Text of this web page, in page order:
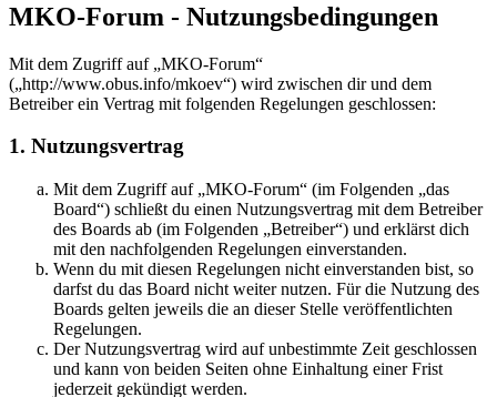
MKO-Forum - Nutzungsbedingungen
Mit dem Zugriff auf „MKO-Forum“
(„http://www.obus.info/mkoev“) wird zwischen dir und dem
Betreiber ein Vertrag mit folgenden Regelungen geschlossen:
1. Nutzungsvertrag
Mit dem Zugriff auf „MKO-Forum“ (im Folgenden „das
Board“) schließt du einen Nutzungsvertrag mit dem Betreiber
des Boards ab (im Folgenden „Betreiber“) und erklärst dich
mit den nachfolgenden Regelungen einverstanden.
Wenn du mit diesen Regelungen nicht einverstanden bist, so
darfst du das Board nicht weiter nutzen. Für die Nutzung des
Boards gelten jeweils die an dieser Stelle veröffentlichten
Regelungen.
Der Nutzungsvertrag wird auf unbestimmte Zeit geschlossen
und kann von beiden Seiten ohne Einhaltung einer Frist
jederzeit gekündigt werden.